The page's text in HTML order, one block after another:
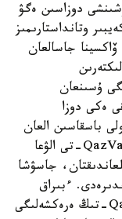
دوزاسىن ەگۋ
وتانداستارىمىز
جاسالعان
ۇسىنعان
ەكى دوزا
باسقاسىن العان
دۇرىس دەپ ويلايمىن. مىسالى، ءبىزدىڭ QazVac-تى الۋعا
جاسۋشا
ءبىراق
ونىڭ جارامدىلىق اياسى وتە تار. ال QazVac-تىڭ ەرەكشەلىگى